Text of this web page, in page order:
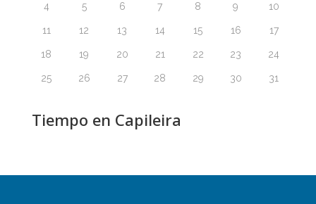
4 5 6 7 8 9 10
11 12 13 14 15 16 17
18 19 20 21 22 23 24
25 26 27 28 29 30 31
Tiempo en Capileira